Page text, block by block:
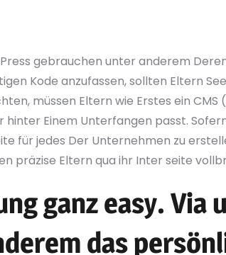
gebrauchen unter anderem
Kode anzufassen, sollten Eltern
müssen Eltern wie Erstes ein
hinter Einem Unterfangen passt.
für jedes Der Unternehmen zu
präzise Eltern qua ihr Inter seite
ganz easy. Via
das